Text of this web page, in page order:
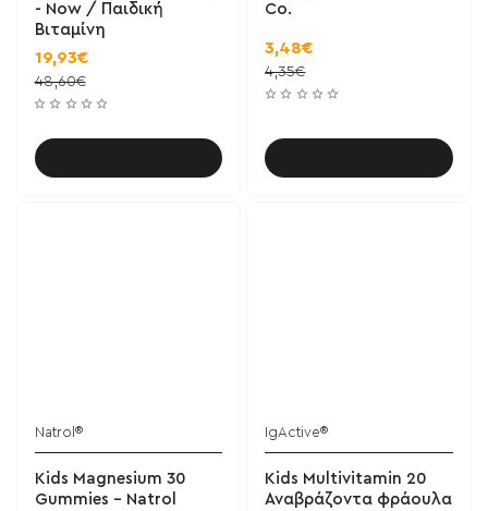
- Now / Παιδική
Βιταμίνη
19,93€
48,60€
Co.
3,48€
4,35€
Natrol®
Kids Magnesium 30
Gummies - Natrol
IgActive®
Kids Multivitamin 20
Αναβράζοντα φράουλα